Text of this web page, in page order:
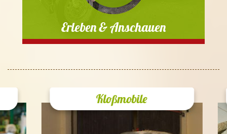
Erleben & Anschauen
Kloßmobile